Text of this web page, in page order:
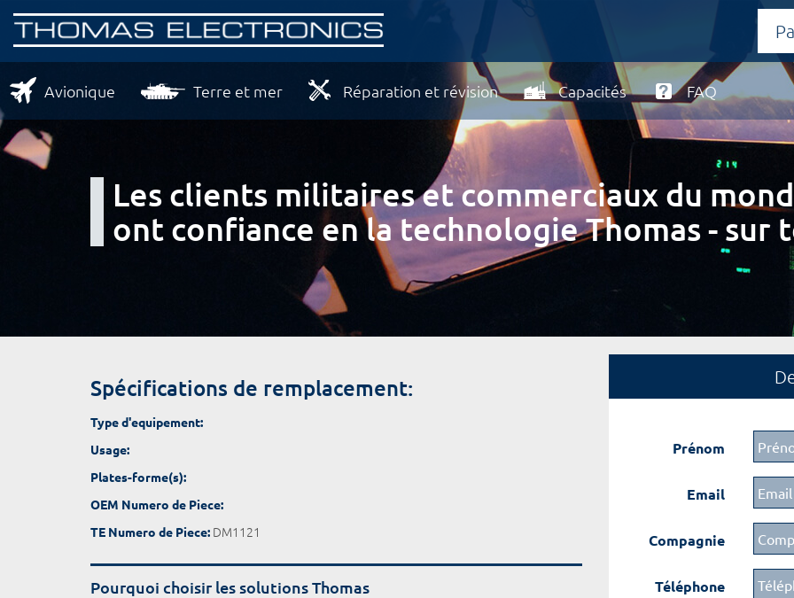
Avionique Terre et mer Réparation et révision Capacités FAQ
Les clients militaires et commerciaux du
ont confiance en la technologie Thomas - sur
Spécifications de remplacement:
Type d'equipement:
Usage:
Plates-forme(s):
OEM Numero de Piece:
TE Numero de Piece: DM1121
Pourquoi choisir les solutions Thomas
Prénom
Email
Compagnie
Téléphone